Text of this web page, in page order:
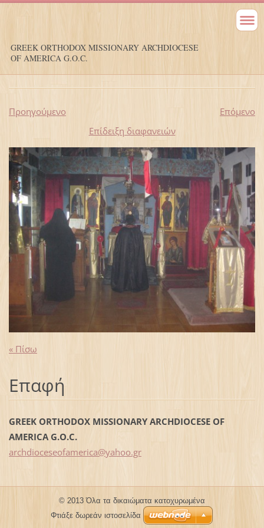
GREEK ORTHODOX MISSIONARY ARCHDIOCESE
OF AMERICA G.O.C.
Προηγούμενο
Επόμενο
Επίδειξη διαφανειών
« Πίσω
Επαφή
GREEK ORTHODOX MISSIONARY ARCHDIOCESE OF
AMERICA G.O.C.
archdioceseofamerica@yahoo.gr
© 2013 Όλα τα δικαιώματα κατοχυρωμένα
Φτιάξε δωρεάν ιστοσελίδα